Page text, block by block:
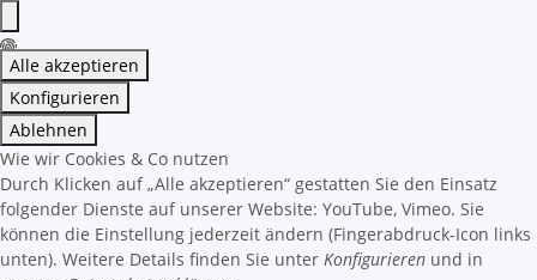
Alle akzeptieren
Konfigurieren
Ablehnen
Wie wir Cookies & Co nutzen
Durch Klicken auf „Alle akzeptieren“ gestatten Sie den Einsatz
folgender Dienste auf unserer Website: YouTube, Vimeo. Sie
können die Einstellung jederzeit ändern (Fingerabdruck-Icon links
unten). Weitere Details finden Sie unter Konfigurieren und in